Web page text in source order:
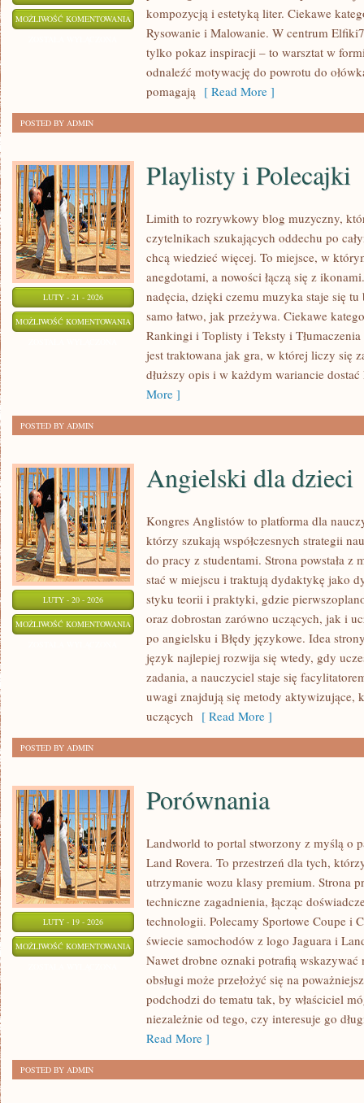
MOŻLIWOŚĆ KOMENTOWANIA KREATYWNE
PISANIE
RĘCZNE
kompozycją i estetyką liter. Ciekawe
Rysowanie i Malowanie. W centrum
tylko pokaz inspiracji – to warsztat w
odnaleźć motywację do powrotu do
pomagają [ Read More ]
POSTED BY ADMIN
LUTY - 21 - 2026
MOŻLIWOŚĆ KOMENTOWANIA PLAYLISTY
POLECAJKI
Playlisty i Polecajki
Limith to rozrywkowy blog muzyczny,
czytelnikach szukających oddechu po
chcą wiedzieć więcej. To miejsce, w
anegdotami, a nowości łączą się z
nadęcia, dzięki czemu muzyka staje się
samo łatwo, jak przeżywa. Ciekawe
Rankingi i Toplisty i Teksty i
jest traktowana jak gra, w której liczy się
dłuższy opis i w każdym wariancie
More ]
POSTED BY ADMIN
LUTY - 20 - 2026
MOŻLIWOŚĆ KOMENTOWANIA ANGIELSKI
DZIECI
Angielski dla dzieci
Kongres Anglistów to platforma dla
którzy szukają współczesnych strategii
do pracy z studentami. Strona powstała z
stać w miejscu i traktują dydaktykę jako
styku teorii i praktyki, gdzie
oraz dobrostan zarówno uczących, jak i
po angielsku i Błędy językowe. Idea
język najlepiej rozwija się wtedy, gdy
zadania, a nauczyciel staje się
uwagi znajdują się metody aktywizujące,
uczących [ Read More ]
POSTED BY ADMIN
LUTY - 19 - 2026
MOŻLIWOŚĆ KOMENTOWANIA PORÓWNANIA
Porównania
Landworld to portal stworzony z myślą o
Land Rovera. To przestrzeń dla tych,
utrzymanie wozu klasy premium. Strona
techniczne zagadnienia, łącząc
technologii. Polecamy Sportowe Coupe i
świecie samochodów z logo Jaguara i
Nawet drobne oznaki potrafią wskazywać
obsługi może przełożyć się na
podchodzi do tematu tak, by właściciel
niezależnie od tego, czy interesuje go
Read More ]
POSTED BY ADMIN